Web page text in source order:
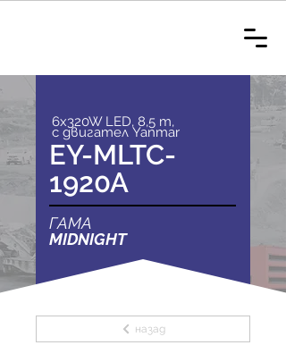
6x320W LED, 8,5 m,
с двигател Yanmar
EY-MLTC-
1920A
ГАМА
MIDNIGHT
назад